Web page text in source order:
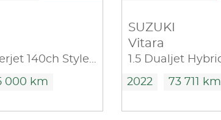
1.4 Boosterjet 140ch Style Allgrip Auto
000 km
SUZUKI
Vitara
2022 73 711 km